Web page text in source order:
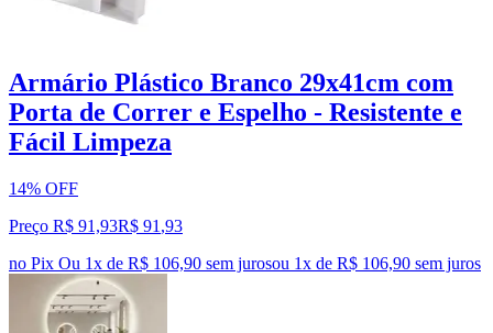
Armário Plástico Branco 29x41cm com
Porta de Correr e Espelho - Resistente e
Fácil Limpeza
14% OFF
Preço R$ 91,93R$ 91 ,93
no Pix Ou 1x de R$ 106,90 sem jurosou 1x de R$ 106,90 sem juros